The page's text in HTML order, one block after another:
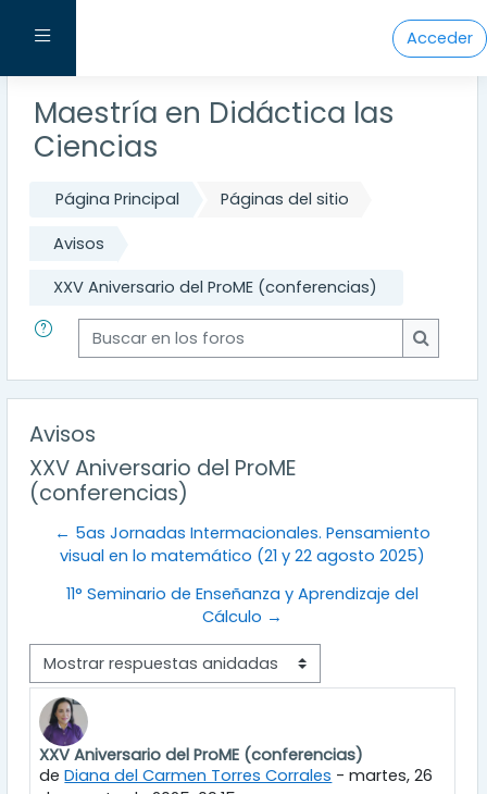
Panel lateral Acceder
Maestría en Didáctica las
Ciencias
Página Principal Páginas del sitio
Avisos
XXV Aniversario del ProME (conferencias)
Buscar en los foros
Buscar
Avisos
XXV Aniversario del ProME
(conferencias)
← 5as Jornadas Intermacionales. Pensamiento
visual en lo matemático (21 y 22 agosto 2025)
11° Seminario de Enseñanza y Aprendizaje del
Cálculo →
Mostrar modo
XXV Aniversario del ProME (conferencias)
deDiana del Carmen Torres Corrales -martes, 26
Número de respuestas: 0